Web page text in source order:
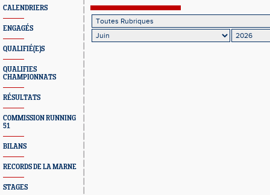
CALENDRIERS
ENGAGÉS
QUALIFIÉ(E)S
QUALIFIES
CHAMPIONNATS
RÉSULTATS
COMMISSION RUNNING
51
BILANS
RECORDS DE LA MARNE
STAGES